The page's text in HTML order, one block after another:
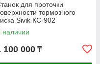
для проточки
тормозного
Sivik КС-902
наличии
100 000 ₸